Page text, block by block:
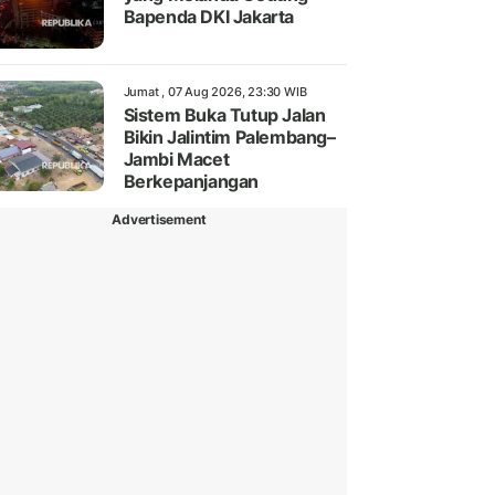
Bapenda DKI Jakarta
Jumat , 07 Aug 2026, 23:30 WIB
Sistem Buka Tutup Jalan
Bikin Jalintim Palembang–
Jambi Macet
Berkepanjangan
Advertisement